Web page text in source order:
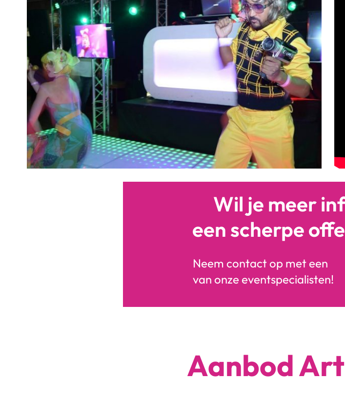
Wil je meer
een scherpe
Neem contact op met een
van onze eventspecialisten!
Aanbod